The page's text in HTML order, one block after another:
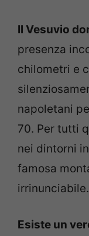
Il Vesuvio
presenza
chilometri e
napoletani
70. Per tutti
nei dintorni
famosa
irrinunciabile.
Esiste un